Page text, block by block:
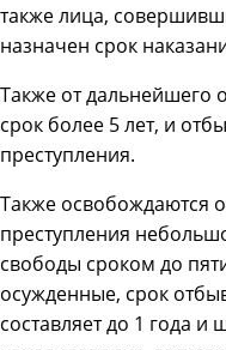
также лица,
назначен срок
Также от дальнейшего
срок более 5 лет, и
преступления.
Также освобождаются
преступления
свободы сроком до
осужденные, срок
составляет до 1 года